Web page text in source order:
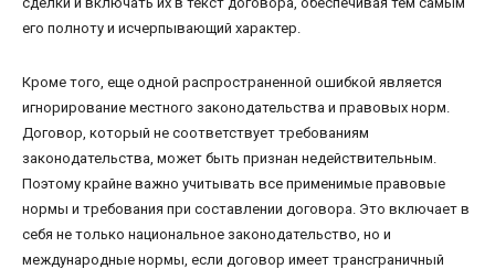
его полноту и исчерпывающий характер.
Кроме того, еще одной распространенной ошибкой является
игнорирование местного законодательства и правовых норм.
Договор, который не соответствует требованиям
законодательства, может быть признан недействительным.
Поэтому крайне важно учитывать все применимые правовые
нормы и требования при составлении договора. Это включает в
себя не только национальное законодательство, но и
международные нормы, если договор имеет трансграничный